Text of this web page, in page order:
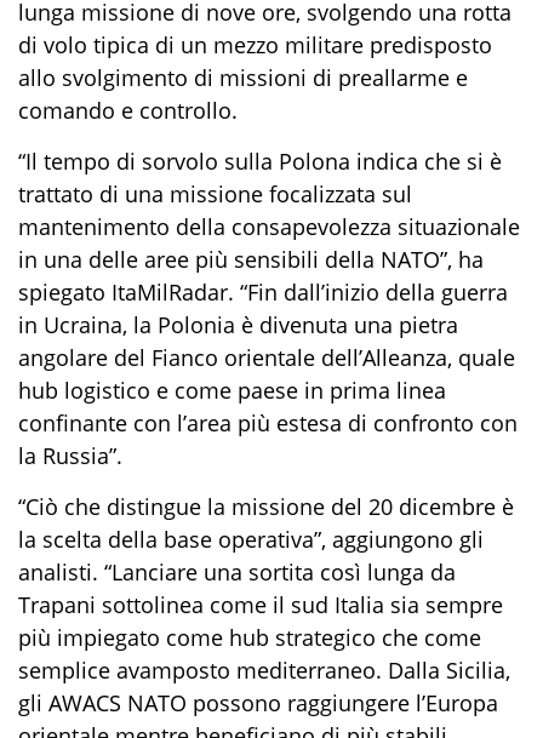
lunga missione di nove ore, svolgendo una rotta
di volo tipica di un mezzo militare predisposto
allo svolgimento di missioni di preallarme e
comando e controllo.
“Il tempo di sorvolo sulla Polona indica che si è
trattato di una missione focalizzata sul
mantenimento della consapevolezza situazionale
in una delle aree più sensibili della NATO”, ha
spiegato ItaMilRadar. “Fin dall’inizio della guerra
in Ucraina, la Polonia è divenuta una pietra
angolare del Fianco orientale dell’Alleanza, quale
hub logistico e come paese in prima linea
confinante con l’area più estesa di confronto con
la Russia”.
“Ciò che distingue la missione del 20 dicembre è
la scelta della base operativa”, aggiungono gli
analisti. “Lanciare una sortita così lunga da
Trapani sottolinea come il sud Italia sia sempre
più impiegato come hub strategico che come
semplice avamposto mediterraneo. Dalla Sicilia,
gli AWACS NATO possono raggiungere l’Europa